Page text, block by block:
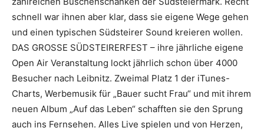
schnell war ihnen aber klar, dass sie eigene Wege gehen
und einen typischen Südsteirer Sound kreieren wollen.
DAS GROSSE SÜDSTEIRERFEST – ihre jährliche eigene
Open Air Veranstaltung lockt jährlich schon über 4000
Besucher nach Leibnitz. Zweimal Platz 1 der iTunes-
Charts, Werbemusik für „Bauer sucht Frau“ und mit ihrem
neuen Album „Auf das Leben“ schafften sie den Sprung
auch ins Fernsehen. Alles Live spielen und von Herzen,